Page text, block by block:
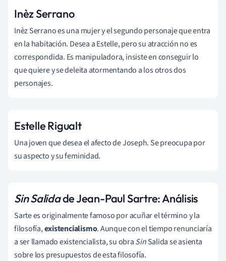
Inèz Serrano
Inèz Serrano es una mujer y el segundo personaje que entra
en la habitación. Desea a Estelle, pero su atracción no es
correspondida. Es manipuladora, insiste en conseguir lo
que quiere y se deleita atormentando a los otros dos
personajes.
Estelle Rigualt
Una joven que desea el afecto de Joseph. Se preocupa por
su aspecto y su feminidad.
Sin Salidade Jean-Paul Sartre: Análisis
Sarte es originalmente famoso por acuñar el término y la
filosofía,existencialismo. Aunque con el tiempo renunciaría
a ser llamado existencialista, su obraSinSalida se asienta
sobre los presupuestos de esta filosofía.